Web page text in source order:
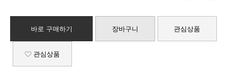
바로 구매하기 장바구니 관심상품
관심상품